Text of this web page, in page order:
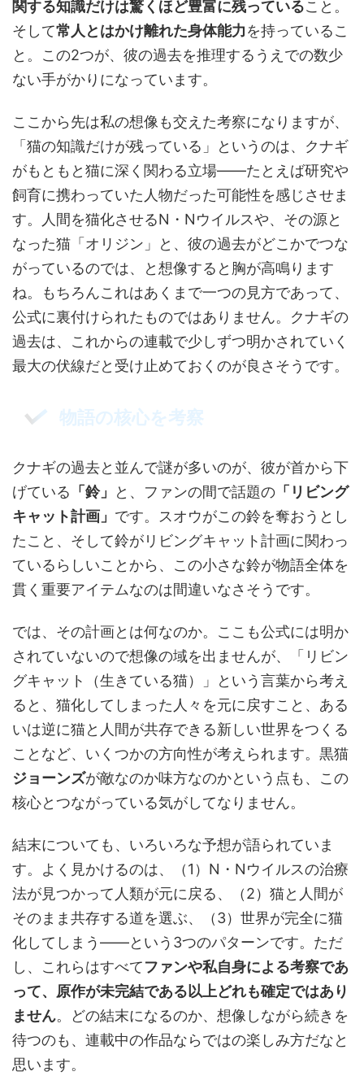
関する知識だけは驚くほど豊富に残っていること。
そして常人とはかけ離れた身体能力を持っているこ
と。この2つが、彼の過去を推理するうえでの数少
ない手がかりになっています。
ここから先は私の想像も交えた考察になりますが、
「猫の知識だけが残っている」というのは、クナギ
がもともと猫に深く関わる立場——たとえば研究や
飼育に携わっていた人物だった可能性を感じさせま
す。人間を猫化させるN・Nウイルスや、その源と
なった猫「オリジン」と、彼の過去がどこかでつな
がっているのでは、と想像すると胸が高鳴ります
ね。もちろんこれはあくまで一つの見方であって、
公式に裏付けられたものではありません。クナギの
過去は、これからの連載で少しずつ明かされていく
最大の伏線だと受け止めておくのが良さそうです。
物語の核心を考察
クナギの過去と並んで謎が多いのが、彼が首から下
げている 「鈴」 と、ファンの間で話題の 「リビング
キャット計画」 です。スオウがこの鈴を奪おうとし
たこと、そして鈴がリビングキャット計画に関わっ
ているらしいことから、この小さな鈴が物語全体を
貫く重要アイテムなのは間違いなさそうです。
では、その計画とは何なのか。ここも公式には明か
されていないので想像の域を出ませんが、「リビン
グキャット（生きている猫）」という言葉から考え
ると、猫化してしまった人々を元に戻すこと、ある
いは逆に猫と人間が共存できる新しい世界をつくる
ことなど、いくつかの方向性が考えられます。黒猫
ジョーンズが敵なのか味方なのかという点も、この
核心とつながっている気がしてなりません。
結末についても、いろいろな予想が語られていま
す。よく見かけるのは、（1）N・Nウイルスの治療
法が見つかって人類が元に戻る、（2）猫と人間が
そのまま共存する道を選ぶ、（3）世界が完全に猫
化してしまう——という3つのパターンです。ただ
し、これらはすべてファンや私自身による考察であ
って、原作が未完結である以上どれも確定ではあり
ません。どの結末になるのか、想像しながら続きを
待つのも、連載中の作品ならではの楽しみ方だなと
思います。